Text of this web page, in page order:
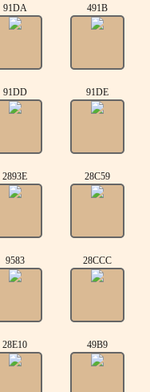
91DA 491B
91DD 91DE
2893E 28C59
9583 28CCC
28E10 49B9